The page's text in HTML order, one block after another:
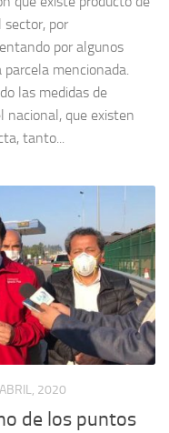
sector, por
por algunos
mencionada.
las medidas de
nacional, que existen
tanto...
2020
de los puntos